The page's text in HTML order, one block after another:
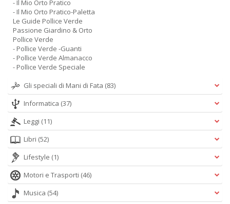
- Il Mio Orto Pratico
- Il Mio Orto Pratico-Paletta
Le Guide Pollice Verde
Passione Giardino & Orto
Pollice Verde
- Pollice Verde -Guanti
- Pollice Verde Almanacco
- Pollice Verde Speciale
Gli speciali di Mani di Fata (83)
Informatica (37)
Leggi (11)
Libri (52)
Lifestyle (1)
Motori e Trasporti (46)
Musica (54)